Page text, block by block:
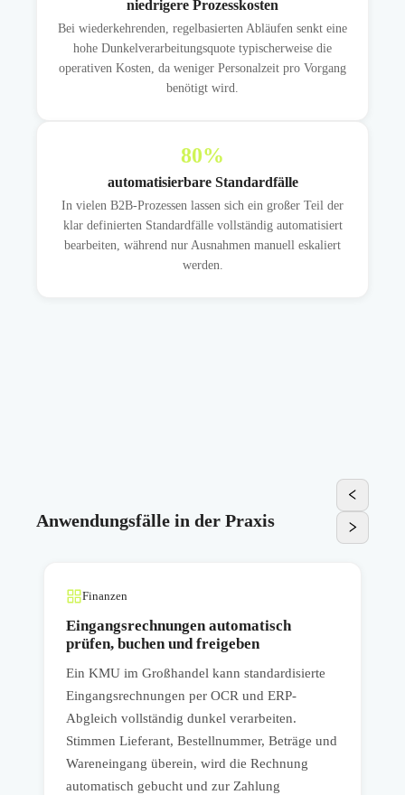
niedrigere Prozesskosten
Bei wiederkehrenden, regelbasierten Abläufen senkt eine
hohe Dunkelverarbeitungsquote typischerweise die
operativen Kosten, da weniger Personalzeit pro Vorgang
benötigt wird.
80%
automatisierbare Standardfälle
In vielen B2B-Prozessen lassen sich ein großer Teil der
klar definierten Standardfälle vollständig automatisiert
bearbeiten, während nur Ausnahmen manuell eskaliert
werden.
Anwendungsfälle in der Praxis
Finanzen
Eingangsrechnungen automatisch
prüfen, buchen und freigeben
Ein KMU im Großhandel kann standardisierte
Eingangsrechnungen per OCR und ERP-
Abgleich vollständig dunkel verarbeiten.
Stimmen Lieferant, Bestellnummer, Beträge und
Wareneingang überein, wird die Rechnung
automatisch gebucht und zur Zahlung